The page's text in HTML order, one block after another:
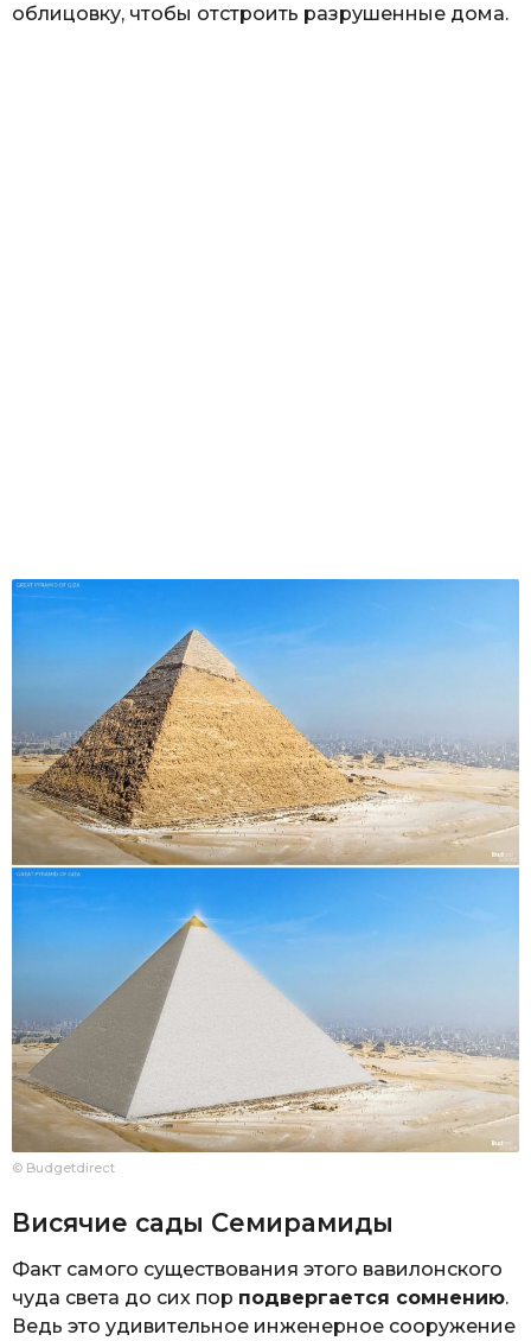
облицовку, чтобы отстроить разрушенные дома.
© Budgetdirect
Висячие сады Семирамиды
Факт самого существования этого вавилонского
чуда света до сих пор подвергается сомнению.
Ведь это удивительное инженерное сооружение